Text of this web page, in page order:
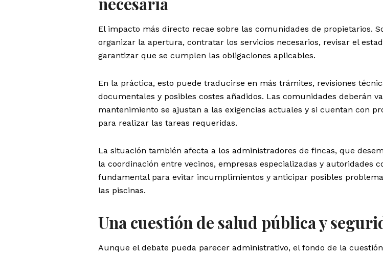
El impacto más directo recae sobre las comunidades de propietarios.
organizar la apertura, contratar los servicios necesarios, revisar el
garantizar que se cumplen las obligaciones aplicables.
En la práctica, esto puede traducirse en más trámites, revisiones
documentales y posibles costes añadidos. Las comunidades deberán
mantenimiento se ajustan a las exigencias actuales y si cuentan con
para realizar las tareas requeridas.
La situación también afecta a los administradores de fincas, que
la coordinación entre vecinos, empresas especializadas y autoridades
fundamental para evitar incumplimientos y anticipar posibles
las piscinas.
Una cuestión de salud pública y
Aunque el debate pueda parecer administrativo, el fondo de la